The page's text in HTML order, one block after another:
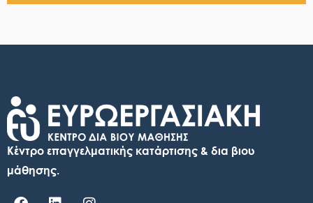
Κέντρο επαγγελματικής κατάρτισης & δια βιου
μάθησης.